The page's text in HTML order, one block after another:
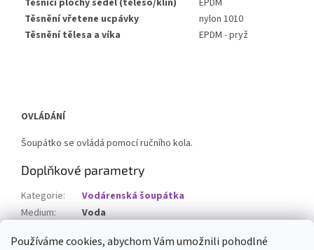
Používáme cookies, abychom Vám umožnili pohodlné
Těsnící plochy sedel (těleso/klín)
EPDM
Těsnění vřetene ucpávky
nylon 1010
Těsnění tělesa a víka
EPDM - pryž
OVLÁDÁNÍ
Šoupátko se ovládá pomocí ručního kola.
Doplňkové parametry
Kategorie:
Vodárenská šoupátka
Medium:
Voda